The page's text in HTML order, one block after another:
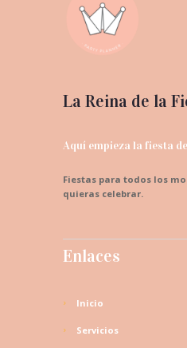
La Reina de la
Aquí empieza la fiesta
Fiestas para todos los
quieras celebrar.
Enlaces
Inicio
Servicios